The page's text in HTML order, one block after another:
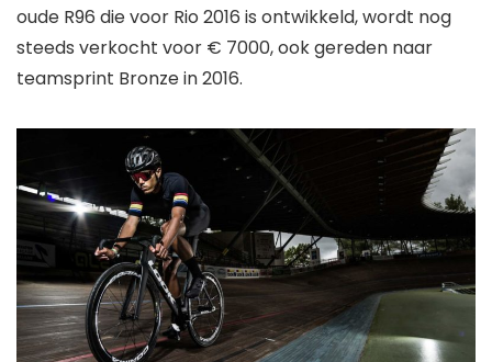
oude R96 die voor Rio 2016 is ontwikkeld, wordt nog
steeds verkocht voor € 7000, ook gereden naar
teamsprint Bronze in 2016.